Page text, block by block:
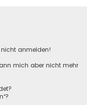
anmelden!
mich aber nicht mehr